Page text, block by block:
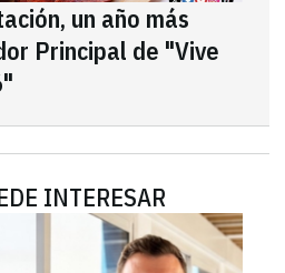
un año más
Principal de "Vive
INTERESAR